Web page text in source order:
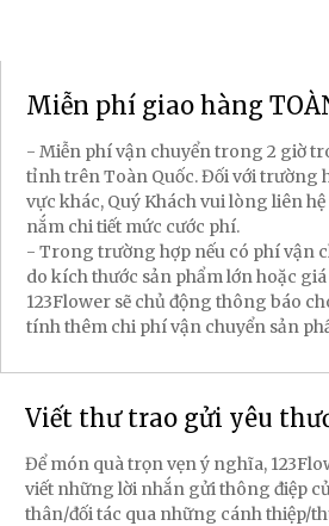
Miễn phí giao hàng
- Miễn phí vận chuyển trong 2 giờ
tỉnh trên Toàn Quốc. Đối với trường
vực khác, Quý Khách vui lòng liên
nắm chi tiết mức cước phí.
- Trong trường hợp nếu có phí vận
do kích thước sản phẩm lớn hoặc
123Flower sẽ chủ động thông báo
tính thêm chi phí vận chuyển sản
Viết thư trao gửi yêu
Để món quà trọn vẹn ý nghĩa,
viết những lời nhắn gửi thông điệp
thân/đối tác qua những cánh thiệp/